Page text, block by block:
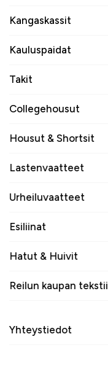
Kangaskassit
Kauluspaidat
Takit
Collegehousut
Housut & Shortsit
Lastenvaatteet
Urheiluvaatteet
Esiliinat
Hatut & Huivit
Reilun kaupan
Yhteystiedot
unisex-mallinen
on 100% polyesteri -